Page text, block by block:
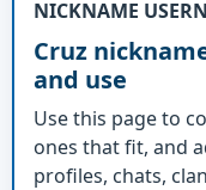
NICKNAME
Cruz
and use
Use this page to
ones that fit, and
profiles, chats,